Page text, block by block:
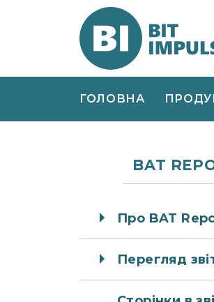
ГОЛОВНА
BAT
Про BAT
Перегляд